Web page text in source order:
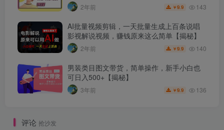
2年前 ￥9.9 143
AI批量视频剪辑，一天批量生成上百条说唱
影视解说视频，赚钱原来这么简单【揭秘】
2年前 ￥9.9 140
男装类目图文带货，简单操作，新手小白也
可日入500+【揭秘】
3年前 ￥9.9 136
评论 抢沙发